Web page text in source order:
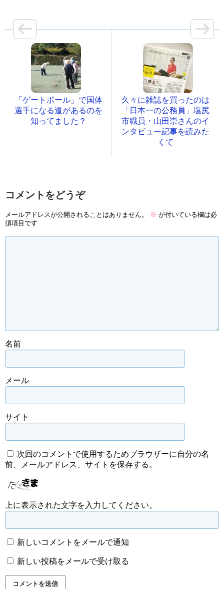
「ゲートボール」で国体
選手になる道があるのを
知ってました？
久々に雑誌を買ったのは
「日本一の公務員」塩尻
市職員・山田崇さんのイ
ンタビュー記事を読みた
くて
コメントをどうぞ
メールアドレスが公開されることはありません。 ※ が付いている欄は必
須項目です
名前
メール
サイト
次回のコメントで使用するためブラウザーに自分の名
前、メールアドレス、サイトを保存する。
上に表示された文字を入力してください。
新しいコメントをメールで通知
新しい投稿をメールで受け取る